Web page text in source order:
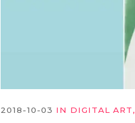
2018-10-03 IN DIGITAL ART,